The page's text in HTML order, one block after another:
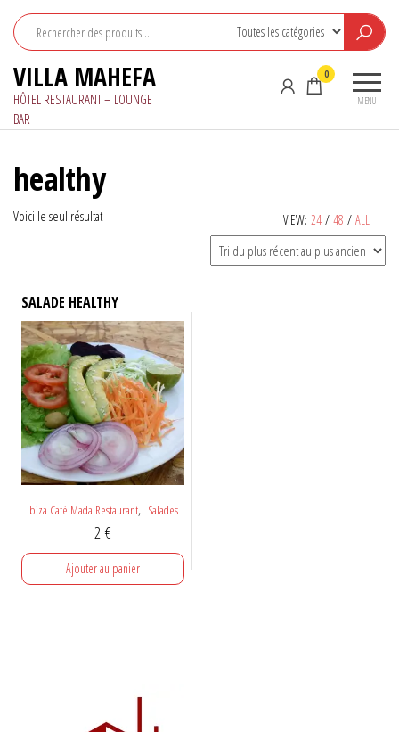
contenu
VILLA MAHEFA
HÔTEL RESTAURANT – LOUNGE
BAR
MENU
0
healthy
VIEW: 24 / 48 / ALL
Voici le seul résultat
SALADE HEALTHY
Ibiza Café Mada Restaurant, Salades
2€
Ajouter au panier